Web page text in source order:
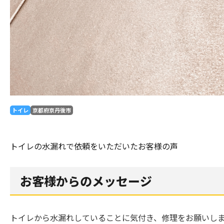
トイレ 京都府京丹後市
トイレの水漏れで依頼をいただいたお客様の声
お客様からのメッセージ
トイレから水漏れしていることに気付き、修理をお願いし